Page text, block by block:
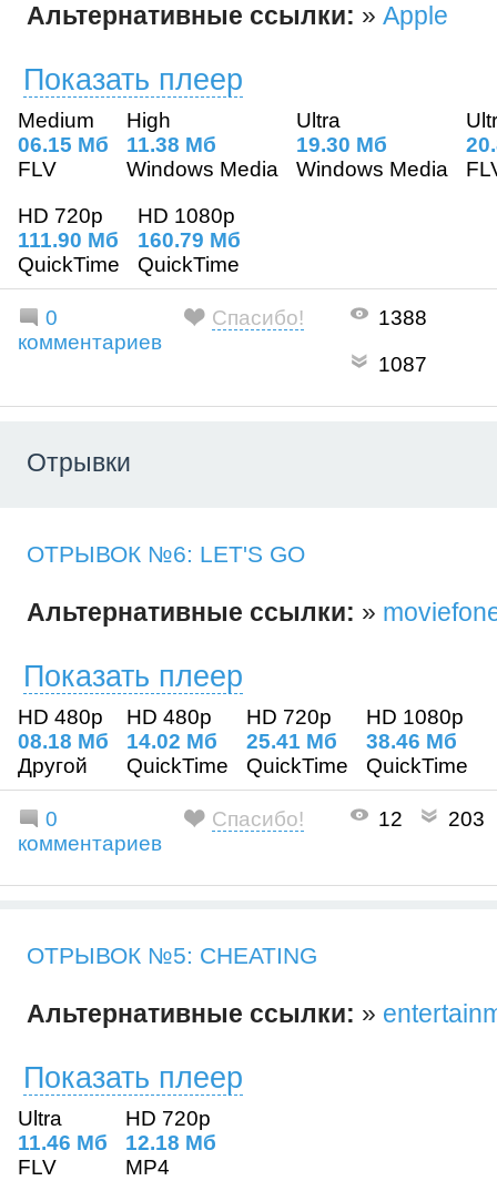
Альтернативные ссылки: » Apple
Показать плеер
Medium
06.15 Mб
FLV
High
11.38 Mб
Windows Media
Ultra
19.30 Mб
Windows Media
HD 720p
111.90 Mб
QuickTime
HD 1080p
160.79 Mб
QuickTime
0
комментариев
Спасибо!
1388
1087
Отрывки
ОТРЫВОК №6: LET'S GO
Альтернативные ссылки: »
Показать плеер
HD 480p
08.18 Mб
Другой
HD 480p
14.02 Mб
QuickTime
HD 720p
25.41 Mб
QuickTime
HD 1080p
38.46 Mб
QuickTime
0
комментариев
Спасибо! 12 203
ОТРЫВОК №5: CHEATING
Альтернативные ссылки: »
Показать плеер
Ultra
11.46 Mб
FLV
HD 720p
12.18 Mб
MP4